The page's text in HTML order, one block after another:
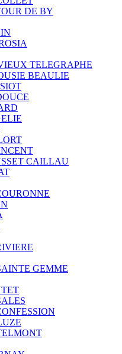
DE BY
TELEGRAPHE
BEAULIE
CAILLAU
GEMME